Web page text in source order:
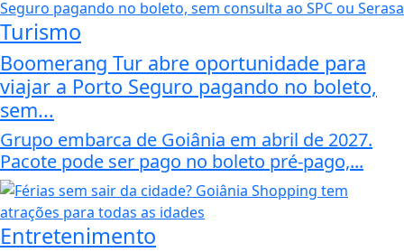
Turismo
Boomerang Tur abre oportunidade para
viajar a Porto Seguro pagando no boleto,
sem...
Grupo embarca de Goiânia em abril de 2027.
Pacote pode ser pago no boleto pré-pago,...
Entretenimento